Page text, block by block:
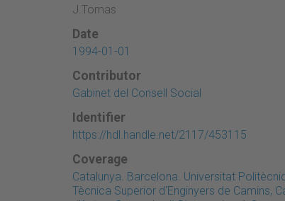
J.Tomas
Date
1994-01-01
Contributor
Gabinet del Consell Social
Identifier
https://hdl.handle.net/2117/453115
Coverage
Catalunya. Barcelona. Universitat
Tècnica Superior d'Enginyers de Camins,